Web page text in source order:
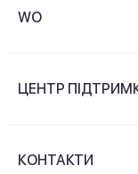
WO
Контакти
ЦЕНТР
КОНТАКТИ